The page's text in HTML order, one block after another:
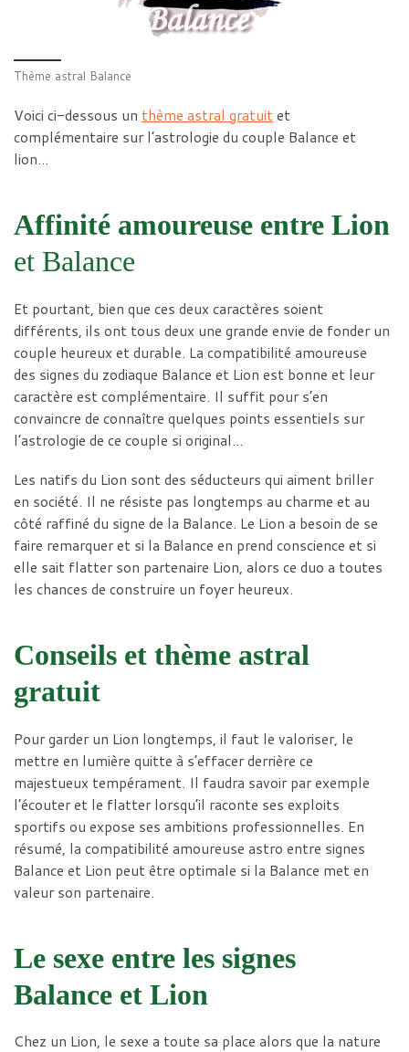
Thème astral Balance
Voici ci-dessous un thème astral gratuitet
complémentaire sur l’astrologie du couple Balance et
lion…
Affinité amoureuse entre Lion
et Balance
Et pourtant, bien que ces deux caractères soient
différents, ils ont tous deux une grande envie de fonder un
couple heureux et durable. La compatibilité amoureuse
des signes du zodiaque Balance et Lion est bonne et leur
caractère est complémentaire. Il suffit pour s’en
convaincre de connaître quelques points essentiels sur
l’astrologie de ce couple si original…
Les natifs du Lion sont des séducteurs qui aiment briller
en société. Il ne résiste pas longtemps au charme et au
côté raffiné du signe de la Balance. Le Lion a besoin de se
faire remarquer et si la Balance en prend conscience et si
elle sait flatter son partenaire Lion, alors ce duo a toutes
les chances de construire un foyer heureux.
Conseils et thème astral
gratuit
Pour garder un Lion longtemps, il faut le valoriser, le
mettre en lumière quitte à s’effacer derrière ce
majestueux tempérament. Il faudra savoir par exemple
l’écouter et le flatter lorsqu’il raconte ses exploits
sportifs ou expose ses ambitions professionnelles. En
résumé, la compatibilité amoureuse astro entre signes
Balance et Lion peut être optimale si la Balance met en
valeur son partenaire.
Le sexe entre les signes
Balance et Lion
Chez un Lion, le sexe a toute sa place alors que la nature